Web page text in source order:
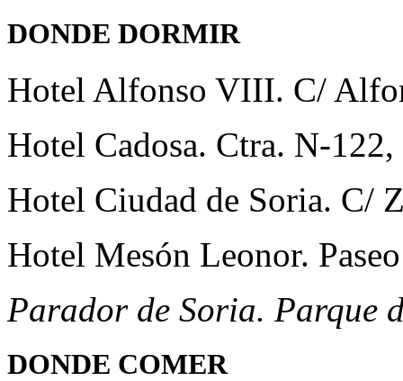
DONDE DORMIR
Hotel Alfonso VIII. C/
Hotel Cadosa. Ctra. N-
Hotel Ciudad de Soria. C/
Hotel Mesón Leonor.
Parador de Soria. Parque
DONDE COMER